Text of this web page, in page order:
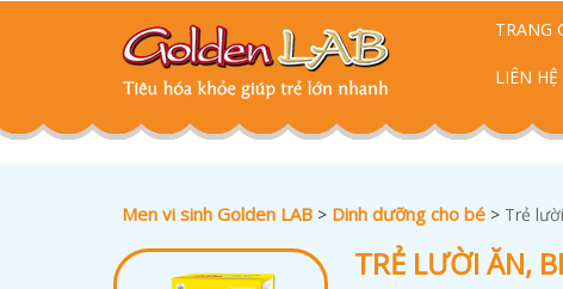
TRANG
LIÊN
Men vi sinh Golden LAB > Dinh dưỡng cho bé > Trẻ
TRẺ LƯỜI ĂN,